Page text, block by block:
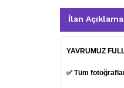
İlan
YAVRUMUZ
✅ Tüm